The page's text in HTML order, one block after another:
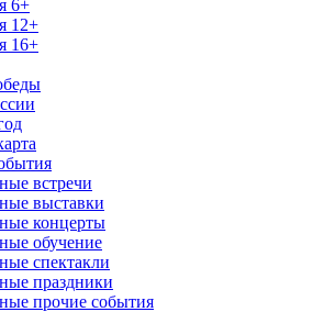
6+
12+
16+
встречи
выставки
концерты
обучение
спектакли
праздники
прочие события